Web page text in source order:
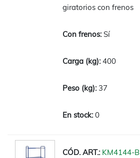
giratorios con frenos
Sí
400
37
0
KM4144-B